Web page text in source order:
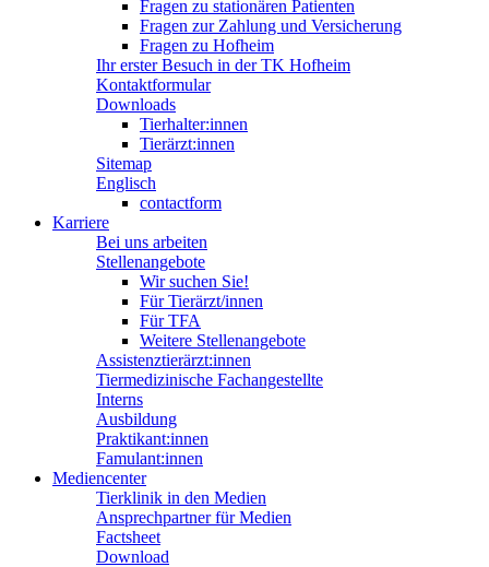
Fragen zu stationären Patienten
Fragen zur Zahlung und Versicherung
Fragen zu Hofheim
Ihr erster Besuch in der TK Hofheim
Kontaktformular
Downloads
Tierhalter:innen
Tierärzt:innen
Sitemap
Englisch
contactform
Karriere
Bei uns arbeiten
Stellenangebote
Wir suchen Sie!
Für Tierärzt/innen
Für TFA
Weitere Stellenangebote
Assistenztierärzt:innen
Tiermedizinische Fachangestellte
Interns
Ausbildung
Praktikant:innen
Famulant:innen
Mediencenter
Tierklinik in den Medien
Ansprechpartner für Medien
Factsheet
Download